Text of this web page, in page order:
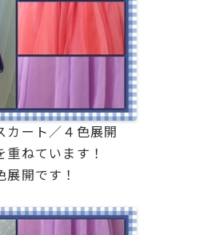
ート／４色展開
ねています！
開です！